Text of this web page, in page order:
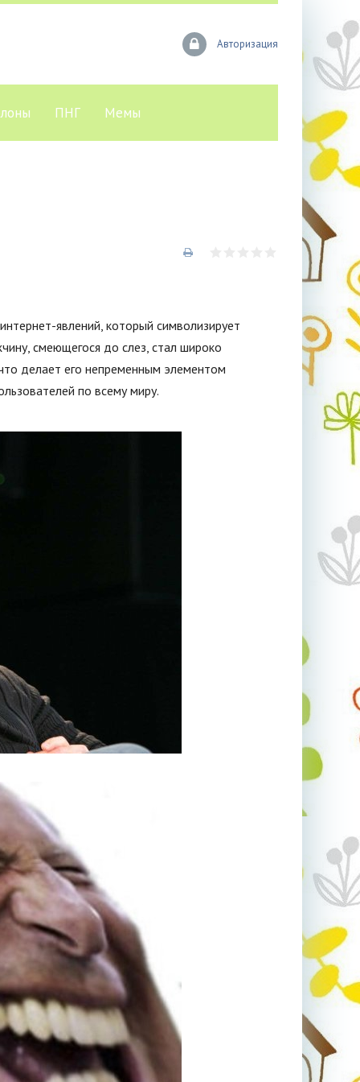
Авторизация
ПНГ Мемы
явлений, который символизирует
смеющегося до слез, стал широко
делает его непременным элементом
по всему миру.